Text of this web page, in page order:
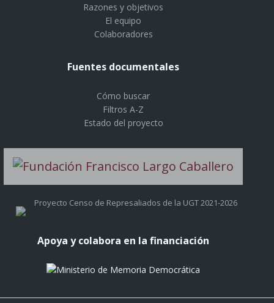
Razones y objetivos
El equipo
Colaboradores
Fuentes documentales
Cómo buscar
Filtros A-Z
Estado del proyecto
Proyecto Censo de Represaliados de la UGT 2021-2026
Apoya y colabora en la financiación